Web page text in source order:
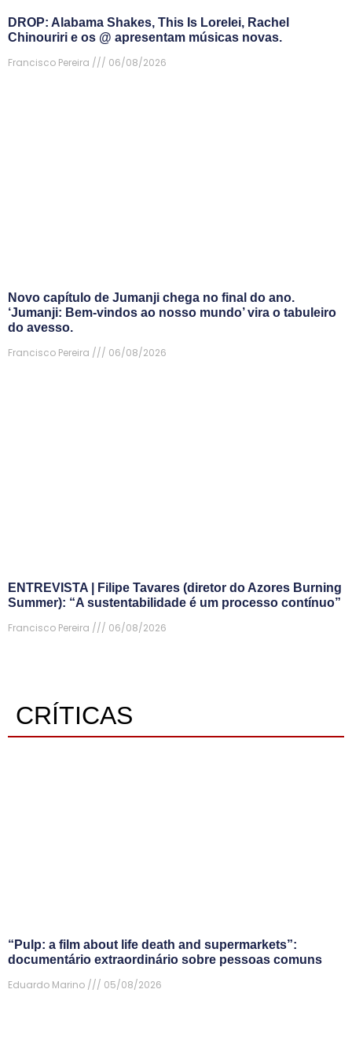
DROP: Alabama Shakes, This Is Lorelei, Rachel
Chinouriri e os @ apresentam músicas novas.
Francisco Pereira
06/08/2026
Novo capítulo de Jumanji chega no final do ano.
‘Jumanji: Bem-vindos ao nosso mundo’ vira o tabuleiro
do avesso.
Francisco Pereira
06/08/2026
ENTREVISTA | Filipe Tavares (diretor do Azores Burning
Summer): “A sustentabilidade é um processo contínuo”
Francisco Pereira
06/08/2026
CRÍTICAS
“Pulp: a film about life death and supermarkets”:
documentário extraordinário sobre pessoas comuns
Eduardo Marino
05/08/2026